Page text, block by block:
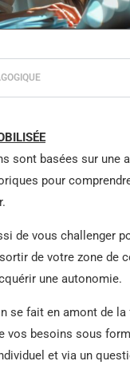
sont basées sur une
pour
de vous challenger
de votre zone de
une autonomie.
se fait en amont de
vos besoins sous
et via un